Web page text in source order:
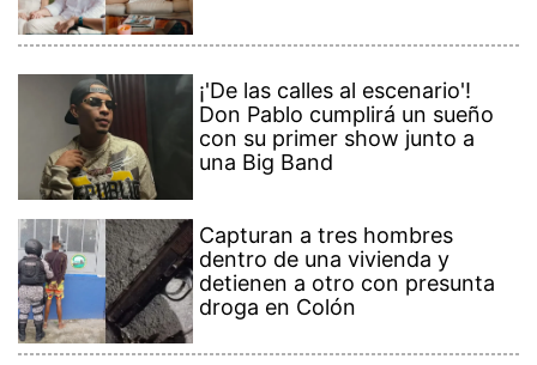
¡'De las calles al escenario'!
Don Pablo cumplirá un sueño
con su primer show junto a
una Big Band
Capturan a tres hombres
dentro de una vivienda y
detienen a otro con presunta
droga en Colón